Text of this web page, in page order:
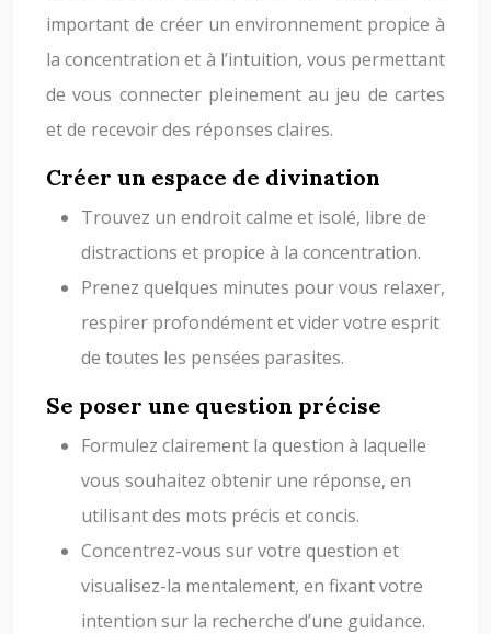
important de créer un environnement propice à
la concentration et à l’intuition, vous permettant
de vous connecter pleinement au jeu de cartes
et de recevoir des réponses claires.
Créer un espace de divination
Trouvez un endroit calme et isolé, libre de
distractions et propice à la concentration.
Prenez quelques minutes pour vous relaxer,
respirer profondément et vider votre esprit
de toutes les pensées parasites.
Se poser une question précise
Formulez clairement la question à laquelle
vous souhaitez obtenir une réponse, en
utilisant des mots précis et concis.
Concentrez-vous sur votre question et
visualisez-la mentalement, en fixant votre
intention sur la recherche d’une guidance.